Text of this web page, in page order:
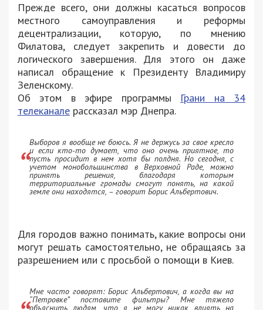
Прежде всего, они должны касаться вопросов
местного самоуправления и реформы
децентрализации, которую, по мнению
Филатова, следует закрепить и довести до
логического завершения. Для этого он даже
написал обращение к Президенту Владимиру
Зеленскому.
Об этом в эфире программы Грани на 34
телеканале рассказал мэр Днепра.
Выборов я вообще не боюсь. Я не держусь за свое кресло
и если кто-то думает, что оно очень приятное, то
пусть просидит в нем хотя бы полдня. Но сегодня, с
учетом монобольшинства в Верховной Раде, можно
принять решения, благодаря которым
территориальные громады смогут понять, на какой
земле они находятся, – говорит Борис Альбертович.
Для городов важно понимать, какие вопросы они
могут решать самостоятельно, не обращаясь за
разрешением или с просьбой о помощи в Киев.
Мне часто говорят: Борис Альбертович, а когда вы на
“Петровке” поставите фильтры? Мне тяжело
объяснить людям, что я не могу никак влиять на